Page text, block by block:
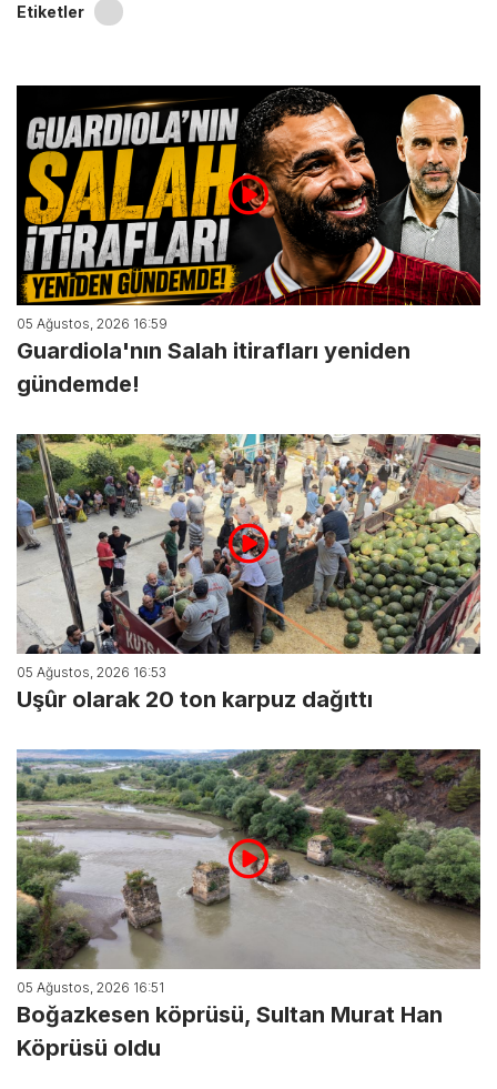
Etiketler
05 Ağustos, 2026 16:59
Guardiola'nın Salah itirafları yeniden
gündemde!
05 Ağustos, 2026 16:53
Uşûr olarak 20 ton karpuz dağıttı
05 Ağustos, 2026 16:51
Boğazkesen köprüsü, Sultan Murat Han
Köprüsü oldu